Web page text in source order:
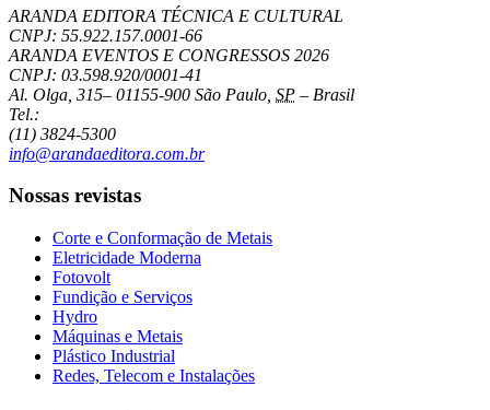
ARANDA EDITORA TÉCNICA E CULTURAL
CNPJ: 55.922.157.0001-66
ARANDA EVENTOS E CONGRESSOS 2026
CNPJ: 03.598.920/0001-41
Al. Olga, 315– 01155-900 São Paulo SP – Brasil
Tel.:
(11) 3824-5300
info@arandaeditora.com.br
Nossas revistas
Corte e Conformação de Metais
Eletricidade Moderna
Fotovolt
Fundição e Serviços
Hydro
Máquinas e Metais
Plástico Industrial
Redes, Telecom e Instalações